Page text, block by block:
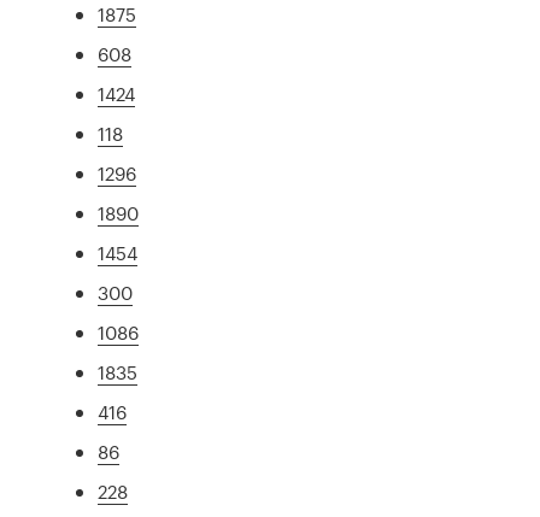
1875
608
1424
118
1296
1890
1454
300
1086
1835
416
86
228